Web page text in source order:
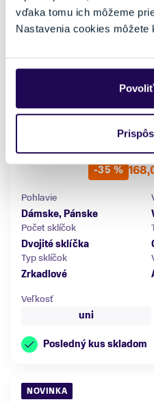
vďaka tomu ich môžeme
Nastavenia cookies
-35 %
Pohlavie
Dámske, Pánske
Počet sklíčok
Dvojité sklíčka
Typ sklíčok
Zrkadlové
Veľkosť
uni
Posledný kus skladom
NOVINKA